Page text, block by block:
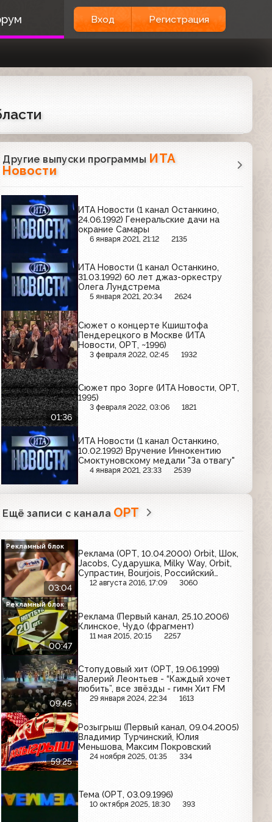
Вход Регистрация
Другие выпуски программы ИТА
Новости
ИТА Новости (1 канал Останкино,
24.06.1992) Генеральские дачи на
окрание Самары
6 января 2021, 21:12 2135
ИТА Новости (1 канал Останкино,
31.03.1992) 60 лет джаз-оркестру
Олега Лундстрема
5 января 2021, 20:34 2624
Сюжет о концерте Кшиштофа
Пендерецкого в Москве (ИТА
Новости, ОРТ, ~1996)
3 февраля 2022, 02:45 1932
01:36
Сюжет про Зорге (ИТА Новости, ОРТ,
1995)
3 февраля 2022, 03:06 1821
ИТА Новости (1 канал Останкино,
10.02.1992) Вручение Иннокентию
Смоктуновскому медали "За отвагу"
4 января 2021, 23:33 2539
Ещё записи с канала ОРТ
03:04
Реклама (ОРТ, 10.04.2000) Orbit, Шок,
Jacobs, Сударушка, Milky Way, Orbit,
Супрастин, Bourjois, Российский
шоколад
12 августа 2016, 17:09 3060
Рекламный блок
00:47
Реклама (Первый канал, 25.10.2006)
Клинское, Чудо (фрагмент)
11 мая 2015, 20:15 2257
Рекламный блок
09:45
Стопудовый хит (ОРТ, 19.06.1999)
Валерий Леонтьев - “Каждый хочет
любить”, все звёзды - гимн Хит FM
29 января 2024, 22:34 1613
59:25
Розыгрыш (Первый канал, 09.04.2005)
Владимир Турчинский, Юлия
Меньшова, Максим Покровский
24 ноября 2025, 01:35 334
Тема (ОРТ, 03.09.1996)
10 октября 2025, 18:30 393